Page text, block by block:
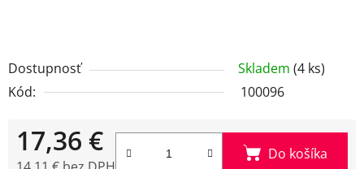
Dostupnosť Skladem (4 ks)
Kód:
100096
17,36 € Do košíka